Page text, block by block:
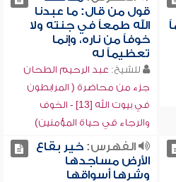
قول من قال: ما عبدنا
الله طمعاً في جنته ولا
خوفاً من ناره، وإنما
تعظيماً له
للشيخ: عبد الرحيم الطحان
جزء من محاضرة ( المرابطون
في بيوت الله [13] - الخوف
والرجاء في حياة المؤمنين)
الفهرس:خير بقاع
الأرض مساجدها
وشرها أسواقها